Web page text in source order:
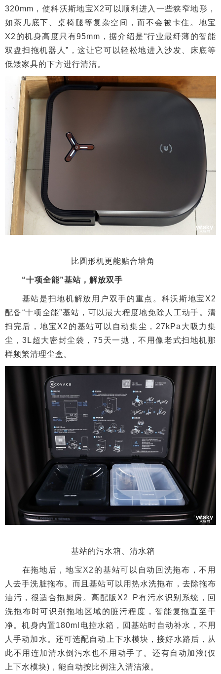
320mm，使科沃斯地宝X2可以顺利进入一些狭窄地形，
如茶几底下、桌椅腿等复杂空间，而不会被卡住。地宝
X2的机身高度只有95mm，据介绍是“行业最纤薄的智能
双盘扫拖机器人”，这让它可以轻松地进入沙发、床底等
低矮家具的下方进行清洁。
比圆形机更能贴合墙角
“十项全能”基站，解放双手
基站是扫地机解放用户双手的重点。科沃斯地宝X2
配备“十项全能”基站，可以最大程度地免除人工动手。清
扫完后，地宝X2的基站可以自动集尘，27kPa大吸力集
尘，3L超大密封尘袋，75天一抛，不用像老式扫地机那
样频繁清理尘盒。
基站的污水箱、清水箱
在拖地后，地宝X2的基站可以自动回洗拖布，不用
人去手洗脏拖布。而且基站可以用热水洗拖布，去除拖布
油污，很适合拖厨房。高配版X2 P有污水识别系统，回
洗拖布时可识别拖地区域的脏污程度，智能复拖直至干
净。机身内置180ml电控水箱，回基站时自动补水，不用
人手动加水。还可选配自动上下水模块，接好水路后，从
此不用连加清水倒污水也不用动手了。还有自动加液(仅
上下水模块)，能自动按比例注入清洁液。